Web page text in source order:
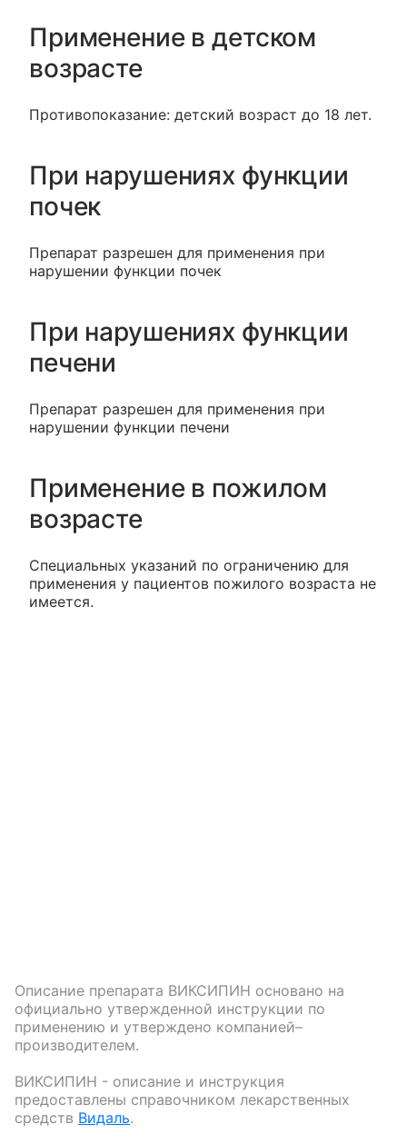
Применение в детском
возрасте
Противопоказание: детский возраст до 18 лет.
При нарушениях функции
почек
Препарат разрешен для применения при
нарушении функции почек
При нарушениях функции
печени
Препарат разрешен для применения при
нарушении функции печени
Применение в пожилом
возрасте
Специальных указаний по ограничению для
применения у пациентов пожилого возраста не
имеется.
Описание препарата ВИКСИПИН основано на
официально утвержденной инструкции по
применению и утверждено компанией–
производителем.
ВИКСИПИН - описание и инструкция
предоставлены справочником лекарственных
средств Видаль.